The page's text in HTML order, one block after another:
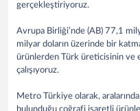
gerçekleştiriyoruz.
Avrupa Birliği’nde (AB) 77,1
milyar doların üzerinde bir
ürünlerden Türk üreticisinin ve
çalışıyoruz.
Metro Türkiye olarak,